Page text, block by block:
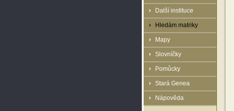
Další instituce
Hledám matriky
Mapy
Slovníčky
Pomůcky
Stará Genea
Nápověda